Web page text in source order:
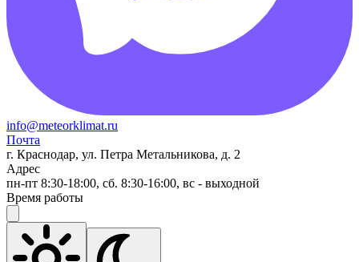
info@meteorklimat.ru
Почта
г. Краснодар, ул. Петра Метальникова, д. 2
Адрес
пн-пт 8:30-18:00, сб. 8:30-16:00, вс - выходной
Время работы